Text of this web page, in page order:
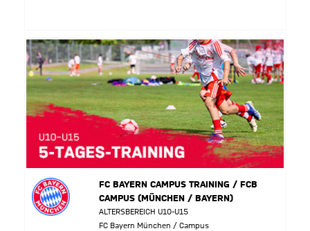
FC BAYERN CAMPUS TRAINING / FCB
CAMPUS (MÜNCHEN / BAYERN)
ALTERSBEREICH U10-U15
FC Bayern München / Campus